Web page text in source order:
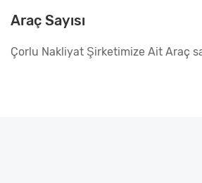
Araç Sayısı
Çorlu Nakliyat Şirketimize Ait Araç